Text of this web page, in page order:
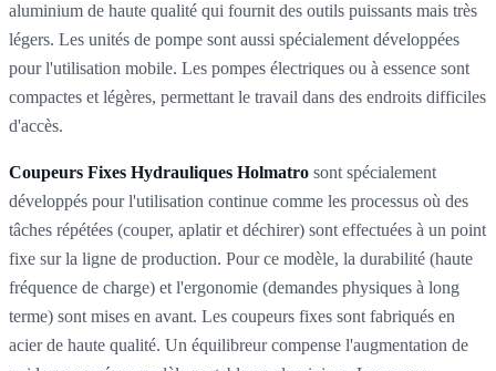
aluminium de haute qualité qui fournit des outils puissants mais très
légers. Les unités de pompe sont aussi spécialement développées
pour l'utilisation mobile. Les pompes électriques ou à essence sont
compactes et légères, permettant le travail dans des endroits difficiles
d'accès.
Coupeurs Fixes Hydrauliques Holmatro sont spécialement
développés pour l'utilisation continue comme les processus où des
tâches répétées (couper, aplatir et déchirer) sont effectuées à un point
fixe sur la ligne de production. Pour ce modèle, la durabilité (haute
fréquence de charge) et l'ergonomie (demandes physiques à long
terme) sont mises en avant. Les coupeurs fixes sont fabriqués en
acier de haute qualité. Un équilibreur compense l'augmentation de